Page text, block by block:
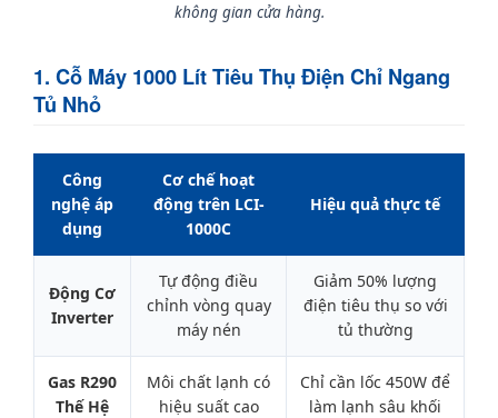
không gian cửa hàng.
1. Cỗ Máy 1000 Lít Tiêu Thụ Điện Chỉ Ngang
Tủ Nhỏ
Công
nghệ áp
dụng
Cơ chế hoạt
động trên LCI-
1000C
Hiệu quả thực tế
Động Cơ
Inverter
Tự động điều
chỉnh vòng quay
máy nén
Giảm 50% lượng
điện tiêu thụ so với
tủ thường
Gas R290
Thế Hệ
Môi chất lạnh có
hiệu suất cao
Chỉ cần lốc 450W để
làm lạnh sâu khối